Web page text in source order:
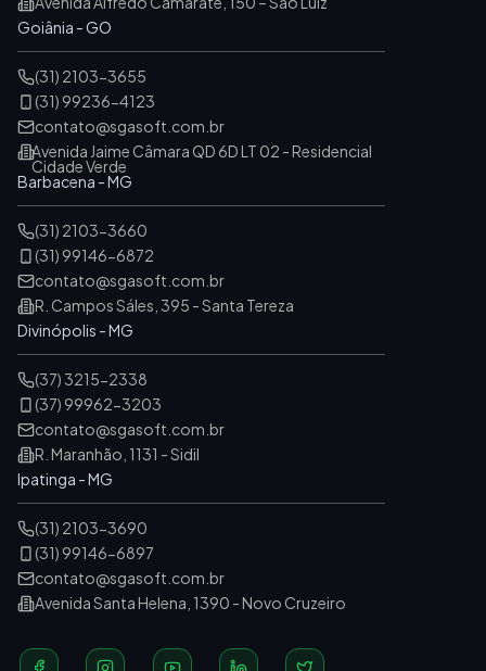
Goiânia - GO
(31) 2103-3655
(31) 99236-4123
contato@sgasoft.com.br
Avenida Jaime Câmara QD 6D LT 02 - Residencial
Cidade Verde
Barbacena - MG
(31) 2103-3660
(31) 99146-6872
contato@sgasoft.com.br
R. Campos Sáles, 395 - Santa Tereza
Divinópolis - MG
(37) 3215-2338
(37) 99962-3203
contato@sgasoft.com.br
R. Maranhão, 1131 - Sidil
Ipatinga - MG
(31) 2103-3690
(31) 99146-6897
contato@sgasoft.com.br
Avenida Santa Helena, 1390 - Novo Cruzeiro